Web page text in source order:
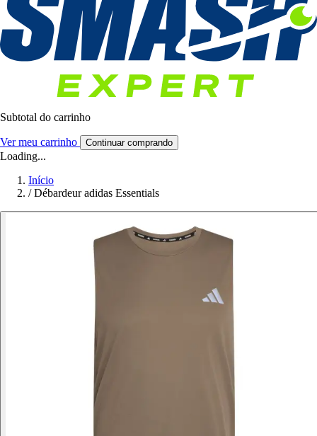
Subtotal do carrinho
Ver meu carrinho Continuar comprando
Loading...
Início
/ Débardeur adidas Essentials